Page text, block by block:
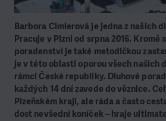
Barbora Cimlerová je jedna z našich
Pracuje v Plzni od srpna 2016. Kromě
poradenství je také metodičkou
je v této oblasti oporou všech našich
rámci České republiky. Dluhové
každých 14 dní zavede do věznice.
Plzeňském kraji, ale ráda a často
dost nevšední koníček – hraje